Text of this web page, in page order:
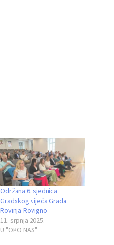
Održana 6. sjednica
Gradskog vijeća Grada
Rovinja-Rovigno
11. srpnja 2025.
U "OKO NAS"